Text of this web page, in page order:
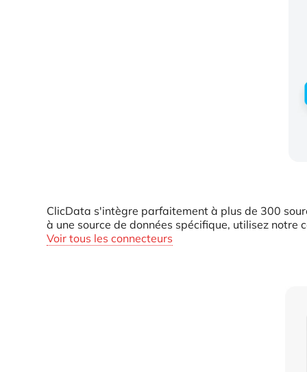
ClicData s'intègre parfaitement à plus de 300
à une source de données spécifique, utilisez notre
Voir tous les connecteurs